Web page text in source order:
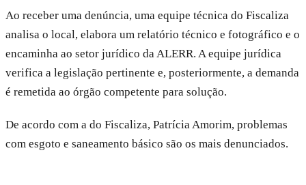
Ao receber uma denúncia, uma equipe técnica do Fiscaliza
analisa o local, elabora um relatório técnico e fotográfico e o
encaminha ao setor jurídico da ALERR. A equipe jurídica
verifica a legislação pertinente e, posteriormente, a demanda
é remetida ao órgão competente para solução.
De acordo com a do Fiscaliza, Patrícia Amorim, problemas
com esgoto e saneamento básico são os mais denunciados.